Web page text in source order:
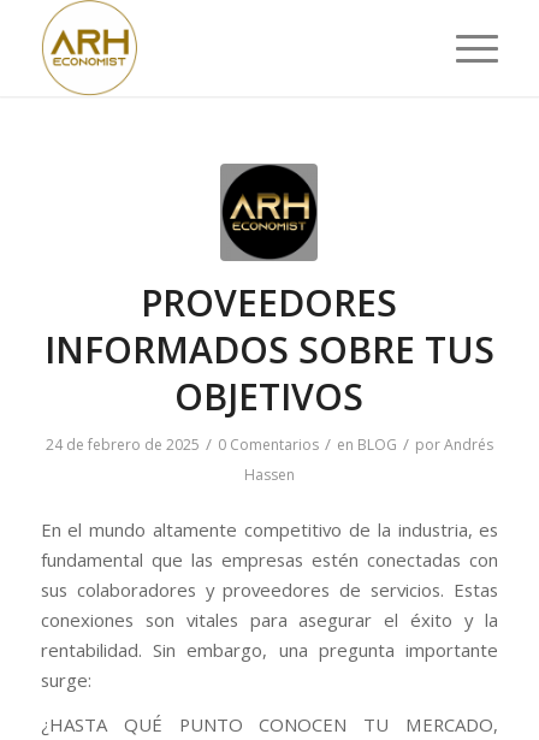
PROVEEDORES
INFORMADOS SOBRE TUS
OBJETIVOS
24 de febrero de 2025 / 0 Comentarios / en BLOG / porAndrés
Hassen
En el mundo altamente competitivo de la industria, es
fundamental que las empresas estén conectadas con
sus colaboradores y proveedores de servicios. Estas
conexiones son vitales para asegurar el éxito y la
rentabilidad. Sin embargo, una pregunta importante
surge:
¿HASTA QUÉ PUNTO CONOCEN TU MERCADO,